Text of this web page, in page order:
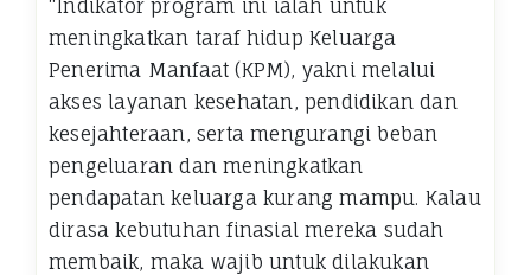
“Indikator program ini ialah untuk
meningkatkan taraf hidup Keluarga
Penerima Manfaat (KPM), yakni melalui
akses layanan kesehatan, pendidikan dan
kesejahteraan, serta mengurangi beban
pengeluaran dan meningkatkan
pendapatan keluarga kurang mampu. Kalau
dirasa kebutuhan finasial mereka sudah
membaik, maka wajib untuk dilakukan